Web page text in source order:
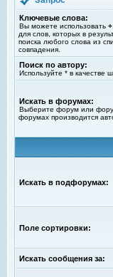
Ключевые слова:
Вы можете использовать +
для слов, которых в
поиска любого слова из
совпадения.
Поиск по автору:
Используйте * в качестве
Искать в форумах:
Выберите форум или
форумах производится
Искать в подфорумах:
Поле сортировки:
Искать сообщения за: